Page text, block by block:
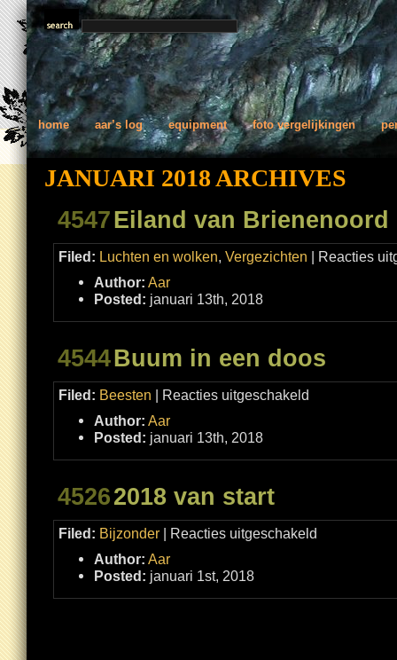
home aar’s log equipment foto vergelijkingen
JANUARI 2018 ARCHIVES
4547Eiland van
Filed: Luchten en wolken, Vergezichten | Reacties
Author: Aar
Posted: januari 13th, 2018
4544Buum in een doos
Filed: Beesten | Reacties uitgeschakeld
Author: Aar
Posted: januari 13th, 2018
45262018 van start
Filed: Bijzonder | Reacties uitgeschakeld
Author: Aar
Posted: januari 1st, 2018